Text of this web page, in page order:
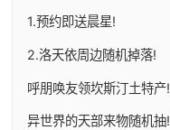
1.预约即送晨星!
2.洛天依周边随机掉落!
呼朋唤友领坎斯汀土特产!
异世界的天部来物随机抽!